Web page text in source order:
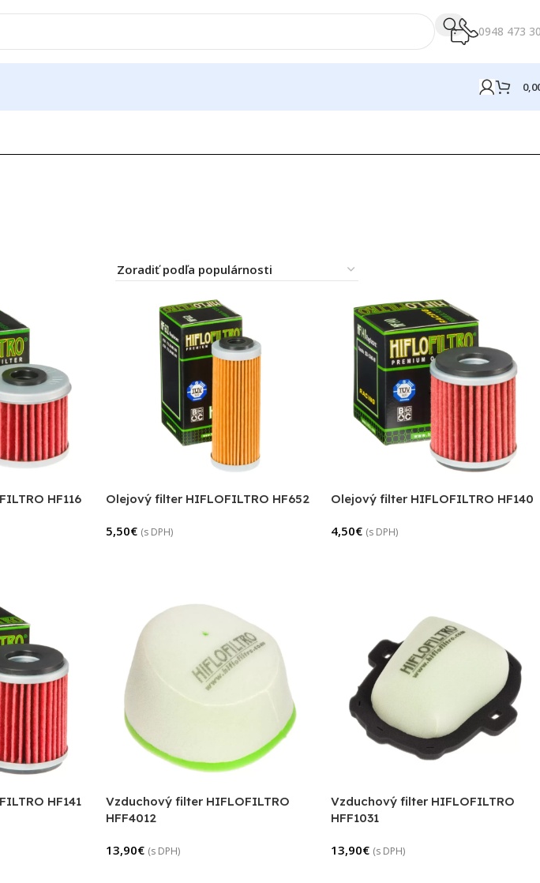
0948 473
HF116 Olejový filter HIFLOFILTRO HF652
5,50€ (s DPH)
Olejový filter HIFLOFILTRO HF140
4,50€ (s DPH)
HF141
Vzduchový filter HIFLOFILTRO
HFF4012
13,90€ (s DPH)
Vzduchový filter HIFLOFILTRO
HFF1031
13,90€ (s DPH)